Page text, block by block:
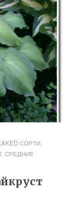
СОРТИ,
, СРЕДНИЕ